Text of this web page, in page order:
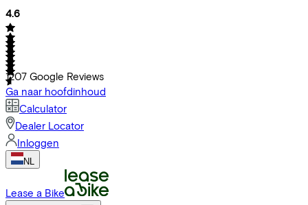
4.6
1207 Google Reviews
Ga naar hoofdinhoud
Calculator
Dealer Locator
Inloggen
NL
Lease a Bike